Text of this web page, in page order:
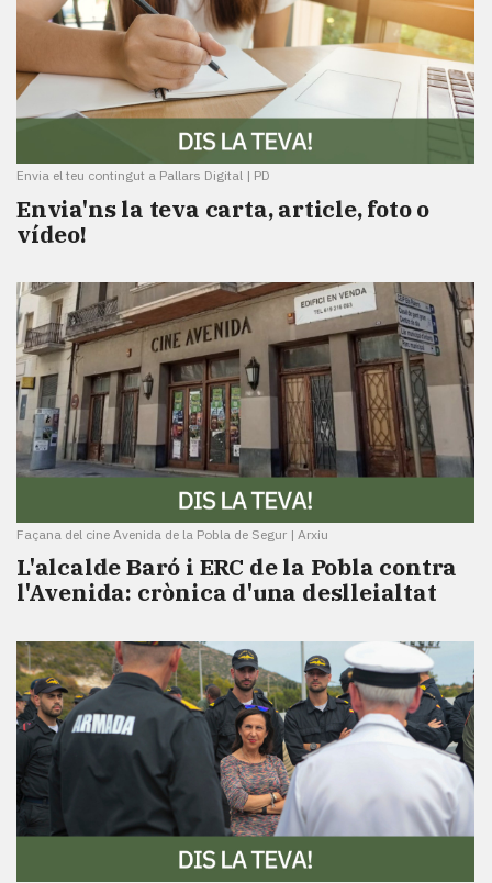
Envia el teu contingut a Pallars Digital | PD
Envia'ns la teva carta, article, foto o
vídeo!
Façana del cine Avenida de la Pobla de Segur | Arxiu
L'alcalde Baró i ERC de la Pobla contra
l'Avenida: crònica d'una deslleialtat